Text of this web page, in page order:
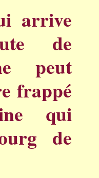
arrive
de
peut
frappé
qui
de